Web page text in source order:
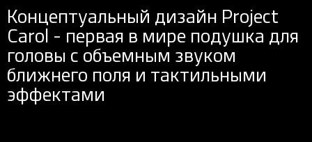
Концептуальный дизайн Project
Carol - первая в мире подушка для
головы с объемным звуком
ближнего поля и тактильными
эффектами